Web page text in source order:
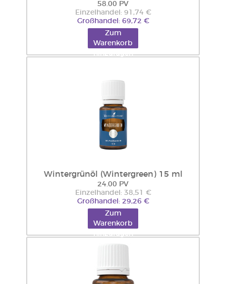
58.00 PV
Einzelhandel: 91,74 €
Großhandel: 69,72 €
Zum
Warenkorb
hinzufügen
Wintergrünöl (Wintergreen) 15 ml
24.00 PV
Einzelhandel: 38,51 €
Großhandel: 29,26 €
Zum
Warenkorb
hinzufügen